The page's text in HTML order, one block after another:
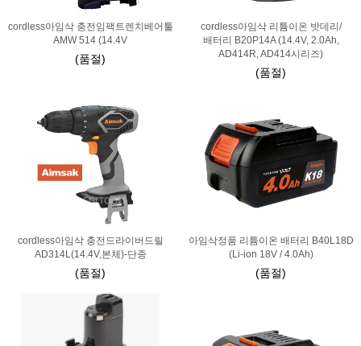
cordless아임삭 충전임팩트렌치베어툴
AMW 514 (14.4V
(품절)
cordless아임삭 리튬이온 밧데리/
배터리 B20P14A (14.4V, 2.0Ah,
AD414R, AD414시리즈)
(품절)
cordless아임삭 충전드라이버드릴
AD314L(14.4V,본체)-단종
(품절)
아임삭정품 리튬이온 배터리 B40L18D
(Li-ion 18V / 4.0Ah)
(품절)